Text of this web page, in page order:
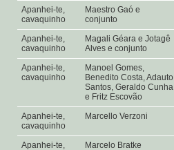
Apanhei-te,
cavaquinho
Maestro Gaó e
conjunto
Apanhei-te,
cavaquinho
Magali Géara e Jotagê
Alves e conjunto
Apanhei-te,
cavaquinho
Manoel Gomes,
Benedito Costa, Adauto
Santos, Geraldo Cunha
e Fritz Escovão
Apanhei-te,
cavaquinho
Marcello Verzoni
Apanhei-te,
Marcelo Bratke